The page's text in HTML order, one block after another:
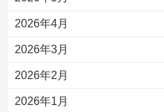
2026年4月
2026年3月
2026年2月
2026年1月